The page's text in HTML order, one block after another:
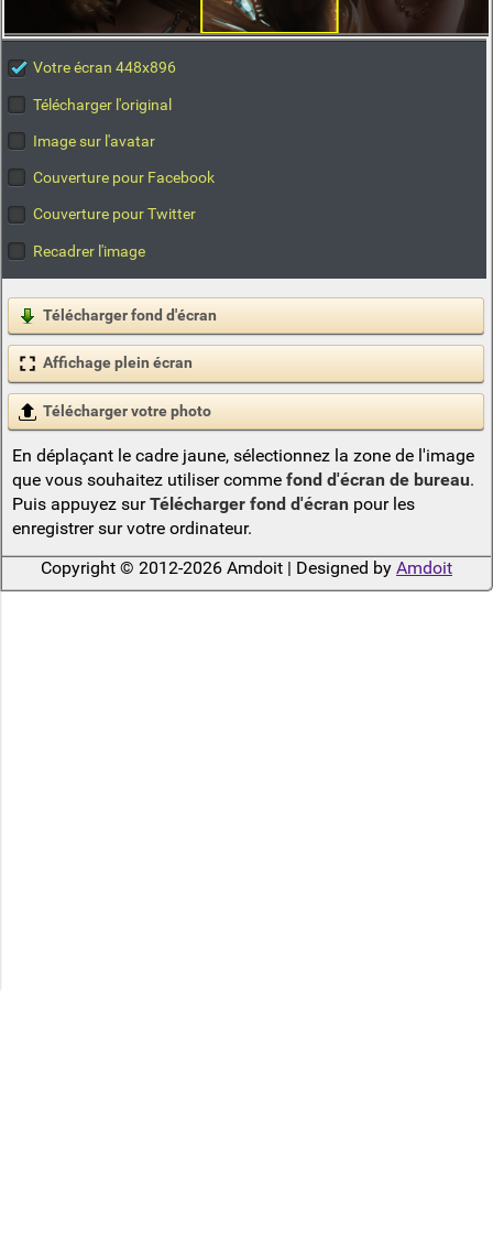
Votre écran 448x896
Télécharger l'original
Image sur l'avatar
Couverture pour Facebook
Couverture pour Twitter
Recadrer l'image
Télécharger fond d'écran
Affichage plein écran
Télécharger votre photo
En déplaçant le cadre jaune, sélectionnez la zone de l'image
que vous souhaitez utiliser comme fond d'écran de bureau.
Puis appuyez surTélécharger fond d'écranpour les
enregistrer sur votre ordinateur.
Copyright © 2012-2026 Amdoit | Designed by Amdoit